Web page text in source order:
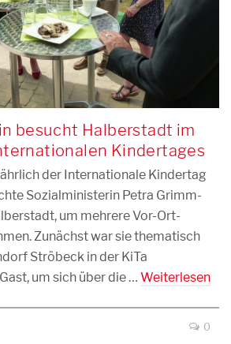
besucht Halberstadt im
Kindertages
der Internationale Kindertag
Sozialministerin Petra Grimm-
um mehrere Vor-Ort-
Zunächst war sie thematisch
Ströbeck in der KiTa
um sich über die … Weiterlesen
0